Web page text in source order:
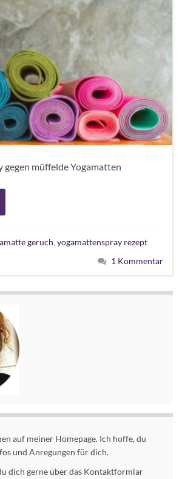
gegen müffelde Yogamatten
geruch, yogamattenspray rezept
1 Kommentar
auf meiner Homepage. Ich hoffe, du
und Anregungen für dich.
dich gerne über das Kontaktformlar